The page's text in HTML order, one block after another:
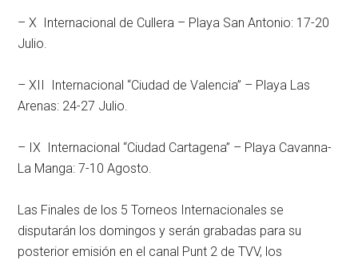
– X Internacional de Cullera – Playa San Antonio: 17-20
Julio.
– XII Internacional “Ciudad de Valencia” – Playa Las
Arenas: 24-27 Julio.
– IX Internacional “Ciudad Cartagena” – Playa Cavanna-
La Manga: 7-10 Agosto.
Las Finales de los 5 Torneos Internacionales se
disputarán los domingos y serán grabadas para su
posterior emisión en el canal Punt 2 de TVV, los